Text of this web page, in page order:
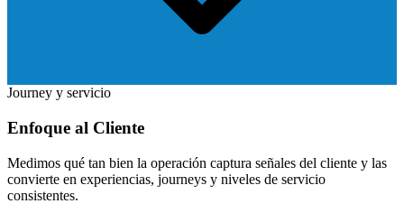
Journey y servicio
Enfoque al Cliente
Medimos qué tan bien la operación captura señales del cliente y las
convierte en experiencias, journeys y niveles de servicio
consistentes.